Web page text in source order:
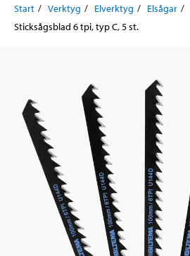
Start Verktyg Elverktyg Elsågar
Sticksågsblad 6 tpi, typ C, 5 st.